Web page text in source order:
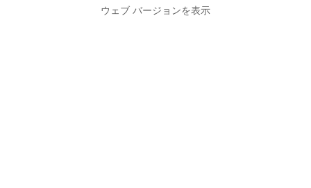
ウェブ バージョンを表示